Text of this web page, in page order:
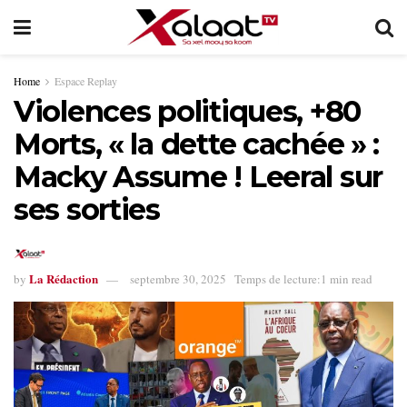
Home Espace Replay
Violences politiques, +80
Morts, « la dette cachée » :
Macky Assume ! Leeral sur
ses sorties
by La Rédaction septembre 30, 2025 Temps de lecture:1 min read